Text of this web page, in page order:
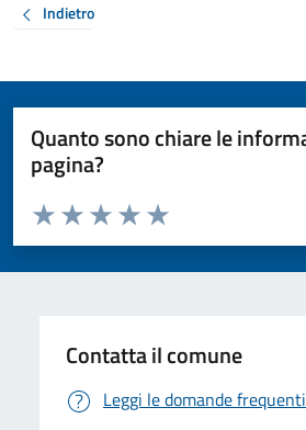
Indietro
Quanto sono chiare le
pagina?
Valuta da 1 a 5 stelle la pagina
Valuta 5 stelle su 5
Valuta 4 stelle su 5
Valuta 3 stelle su 5
Valuta 2 stelle su 5
Valuta 1 stelle su 5
Contatta il comune
Leggi le domande frequenti